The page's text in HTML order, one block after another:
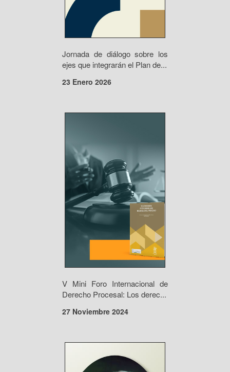
Jornada de diálogo sobre los
ejes que integrarán el Plan de...
23 Enero 2026
V Mini Foro Internacional de
Derecho Procesal: Los derec...
27 Noviembre 2024